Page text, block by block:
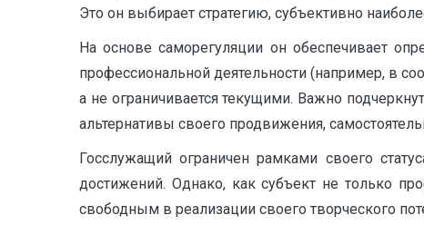
Это он выбирает стратегию, субъективно
На основе саморегуляции он обеспечивает
профессиональной деятельности (например, в
а не ограничивается текущими. Важно
альтернативы своего продвижения,
Госслужащий ограничен рамками своего
достижений. Однако, как субъект не только
свободным в реализации своего творческого